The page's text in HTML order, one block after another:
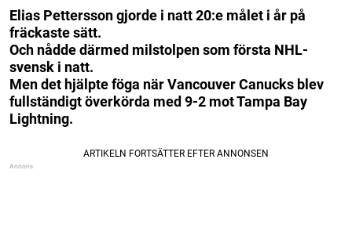
Elias Pettersson gjorde i natt 20:e målet i år på
fräckaste sätt.
Och nådde därmed milstolpen som första NHL-
svensk i natt.
Men det hjälpte föga när Vancouver Canucks blev
fullständigt överkörda med 9-2 mot Tampa Bay
Lightning.